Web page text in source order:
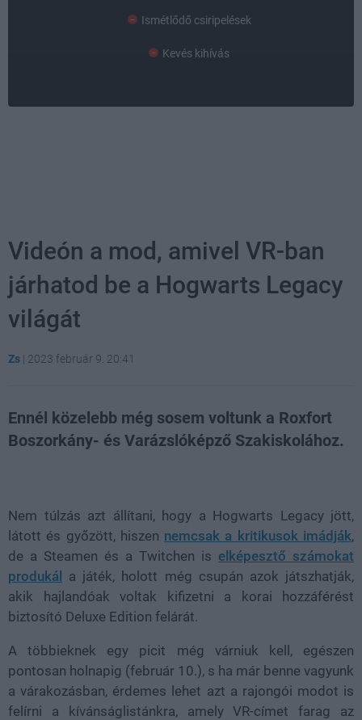
Ismétlődő csiripelések
Kevés kihívás
Videón a mod, amivel VR-ban
járhatod be a Hogwarts Legacy
világát
Zs | 2023 február 9. 20:41
Ennél közelebb még sosem voltunk a Roxfort
Boszorkány- és Varázslóképző Szakiskolához.
Nem túlzás azt állítani, hogy a Hogwarts Legacy jött,
látott és győzött, hiszen nemcsak a kritikusok imádják,
de a Steamen és a Twitchen is elképesztő számokat
produkál a játék, holott még csupán azok játszhatják,
akik hajlandóak voltak kifizetni a korai hozzáférést
biztosító Deluxe Edition felárát.
A többieknek egy picit még várniuk kell, egészen
pontosan holnapig (február 10.), s ha már benne vagyunk
a várakozásban, érdemes lehet azt a rajongói modot is
felírni a kívánságlistánkra, amely VR-címet farag az